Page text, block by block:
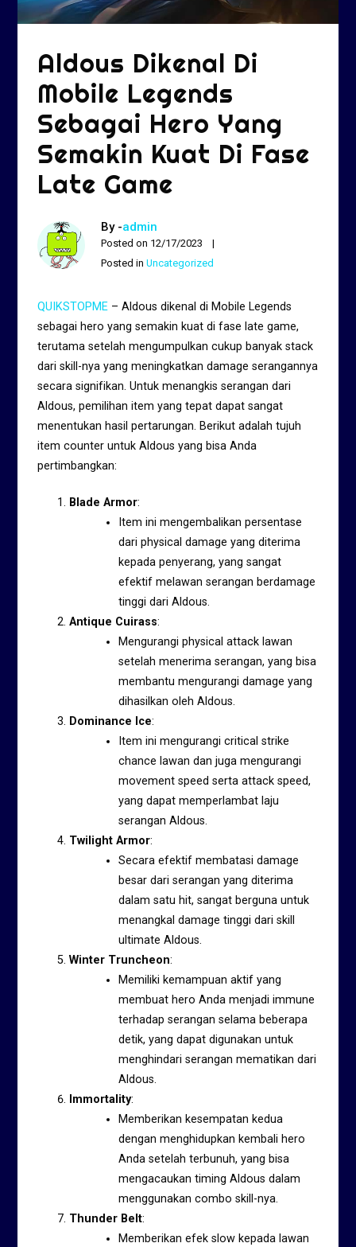
Aldous Dikenal Di
Mobile Legends
Sebagai Hero Yang
Semakin Kuat Di Fase
Late Game
By -admin
Posted on 12/17/2023
Posted inUncategorized
QUIKSTOPME – Aldous dikenal di Mobile Legends
sebagai hero yang semakin kuat di fase late game,
terutama setelah mengumpulkan cukup banyak stack
dari skill-nya yang meningkatkan damage serangannya
secara signifikan. Untuk menangkis serangan dari
Aldous, pemilihan item yang tepat dapat sangat
menentukan hasil pertarungan. Berikut adalah tujuh
item counter untuk Aldous yang bisa Anda
pertimbangkan:
Blade Armor:
Item ini mengembalikan persentase
dari physical damage yang diterima
kepada penyerang, yang sangat
efektif melawan serangan berdamage
tinggi dari Aldous.
Antique Cuirass:
Mengurangi physical attack lawan
setelah menerima serangan, yang bisa
membantu mengurangi damage yang
dihasilkan oleh Aldous.
Dominance Ice:
Item ini mengurangi critical strike
chance lawan dan juga mengurangi
movement speed serta attack speed,
yang dapat memperlambat laju
serangan Aldous.
Twilight Armor:
Secara efektif membatasi damage
besar dari serangan yang diterima
dalam satu hit, sangat berguna untuk
menangkal damage tinggi dari skill
ultimate Aldous.
Winter Truncheon:
Memiliki kemampuan aktif yang
membuat hero Anda menjadi immune
terhadap serangan selama beberapa
detik, yang dapat digunakan untuk
menghindari serangan mematikan dari
Aldous.
Immortality:
Memberikan kesempatan kedua
dengan menghidupkan kembali hero
Anda setelah terbunuh, yang bisa
mengacaukan timing Aldous dalam
menggunakan combo skill-nya.
Thunder Belt:
Memberikan efek slow kepada lawan